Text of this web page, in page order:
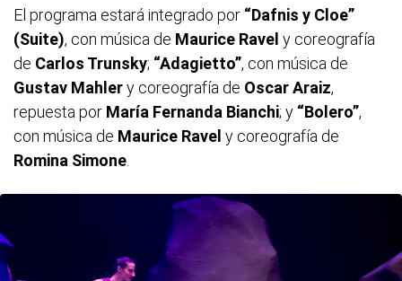
El programa estará integrado por “Dafnis y Cloe”
(Suite), con música de Maurice Ravel y coreografía
de Carlos Trunsky; “Adagietto”, con música de
Gustav Mahlery coreografía de Oscar Araiz,
repuesta por María Fernanda Bianchi; y “Bolero”,
con música de Maurice Ravel y coreografía de
Romina Simone